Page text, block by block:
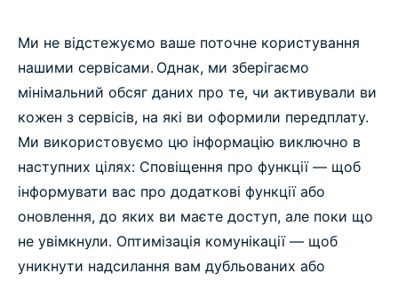
Ми не відстежуємо ваше поточне користування
нашими сервісами. Однак, ми зберігаємо
мінімальний обсяг даних про те, чи активували ви
кожен з сервісів, на які ви оформили передплату.
Ми використовуємо цю інформацію виключно в
наступних цілях: Сповіщення про функції — щоб
інформувати вас про додаткові функції або
оновлення, до яких ви маєте доступ, але поки що
не увімкнули. Оптимізація комунікації — щоб
уникнути надсилання вам дубльованих або